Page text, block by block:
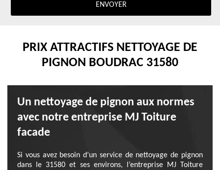
PRIX ATTRACTIFS NETTOYAGE DE
PIGNON BOUDRAC 31580
Un nettoyage de pignon aux normes
avec notre entreprise MJ Toiture
facade
Si vous avez besoin d’un service de nettoyage de pignon
dans le 31580 et ses environs, l’entreprise MJ Toiture